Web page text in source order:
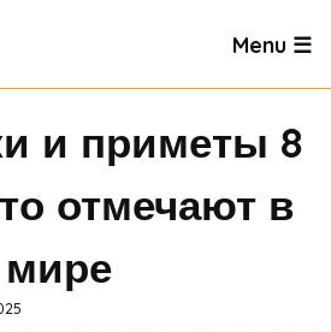
Menu ☰
и приметы 8
отмечают в